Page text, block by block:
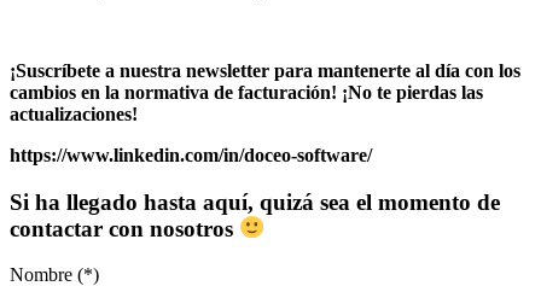
¡Suscríbete a nuestra newsletter para mantenerte al día con los
cambios en la normativa de facturación! ¡No te pierdas las
actualizaciones!
https://www.linkedin.com/in/doceo-software/
Si ha llegado hasta aquí, quizá sea el momento de
contactar con nosotros
Nombre (*)